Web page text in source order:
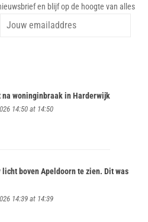
en blijf op de hoogte van alles
na woninginbraak in Harderwijk
14:50 at 14:50
licht boven Apeldoorn te zien. Dit was
14:39 at 14:39